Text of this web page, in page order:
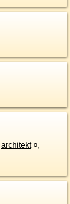
architekt ¤,